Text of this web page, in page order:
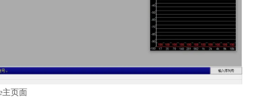
主页面